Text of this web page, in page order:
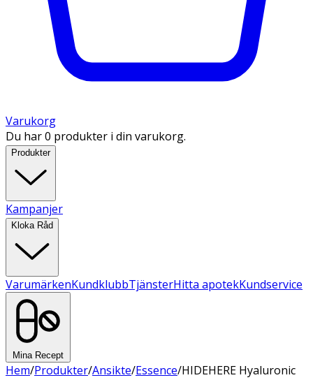
Varukorg
Du har 0 produkter i din varukorg.
Produkter
Kampanjer
Kloka Råd
VarumärkenKundklubbTjänsterHitta apotekKundservice
Mina Recept
Hem/Produkter/Ansikte/Essence/HIDEHERE Hyaluronic